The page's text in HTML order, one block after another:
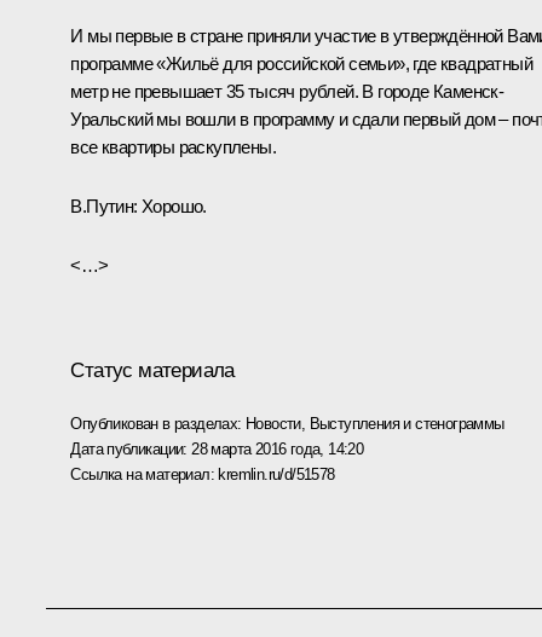
И мы первые в стране приняли участие в утверждённой
программе «Жильё для российской семьи», где квадратный
метр не превышает 35 тысяч рублей. В городе Каменск-
Уральский мы вошли в программу и сдали первый дом –
все квартиры раскуплены.
В.Путин: Хорошо.
<…>
Статус материала
Опубликован в разделах: Новости, Выступления и стенограммы
Дата публикации: 28 марта 2016 года, 14:20
Ссылка на материал: kremlin.ru/d/51578